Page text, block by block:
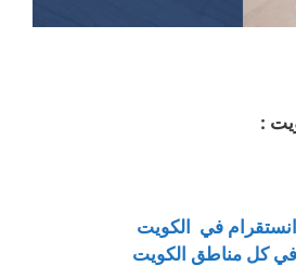
:
في الكويت
كل مناطق الكويت